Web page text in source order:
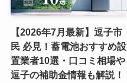
【2026年7月最新】逗子市
民 必見！蓄電池おすすめ設
置業者10選・口コミ相場や
逗子の補助金情報も解説！